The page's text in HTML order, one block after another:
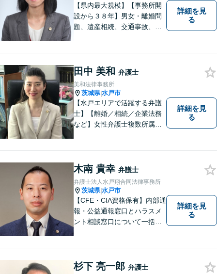
【県内最大規模】【事務所開
設から３８年】男女・離婚問
題、遺産相続、交通事故、労
りごとがあればお気軽にご相
談ください！お一人おひとり
に誠実に向き合います。
詳細を見
る
田中 美和 弁護士
美和法律事務所
茨城県|水戸市
【水戸エリアで活躍する弁護
士】【離婚／相続／企業法務
など】女性弁護士複数所属／
いたします。お困りごとがあ
ればお気軽にご相談くださ
い。
詳細を見
る
木南 貴幸 弁護士
弁護士法人水戸翔合同法律事務所
茨城県|水戸市
【CFE・CIA資格保有】内部通
報・公益通報窓口とハラスメ
ント相談窓口について一括対
詳細を見
る
杉下 亮一郎 弁護士